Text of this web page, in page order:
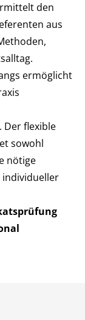
den
aus
ermöglicht
Der flexible
sowohl
nötige
individueller